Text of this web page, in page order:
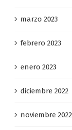
marzo 2023
febrero 2023
enero 2023
diciembre 2022
noviembre 2022